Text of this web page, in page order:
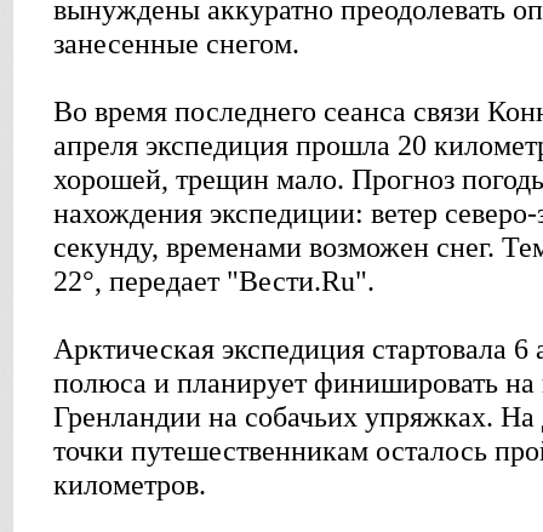
вынуждены аккуратно преодолевать
занесенные снегом.
Во время последнего сеанса связи
апреля экспедиция прошла 20
хорошей, трещин мало. Прогноз
нахождения экспедиции: ветер
секунду, временами возможен снег.
22°, передает "Вести.Ru".
Арктическая экспедиция стартовала 6
полюса и планирует финишировать
Гренландии на собачьих упряжках.
точки путешественникам осталось
километров.